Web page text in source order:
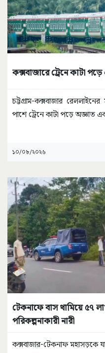
কক্সবাজারে ট্রেনে কাটা পড়ে
চট্টগ্রাম-কক্সবাজার
পাশে ট্রেনে কাটা পড়ে অজ্ঞাত
১০/০৮/২০২৬
টেকনাফে বাস থামিয়ে ৫৭
পরিকল্পনাকারী নারী
কক্সবাজার-টেকনাফ মহাসড়কে